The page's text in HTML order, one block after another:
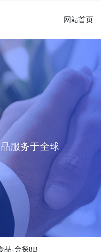
网站首页
服务于全球
品-金探8B